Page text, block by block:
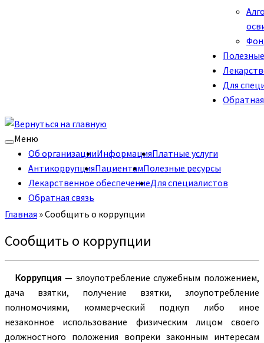
Для
Меню
Об организацииИнформацияПлатные услуги
АнтикоррупцияПациентамПолезные ресурсы
Лекарственное обеспечениеДля специалистов
Обратная связь
Главная »Сообщить о коррупции
Сообщить о коррупции
Коррупция — злоупотребление служебным положением,
дача взятки, получение взятки, злоупотребление
полномочиями, коммерческий подкуп либо иное
незаконное использование физическим лицом своего
должностного положения вопреки законным интересам